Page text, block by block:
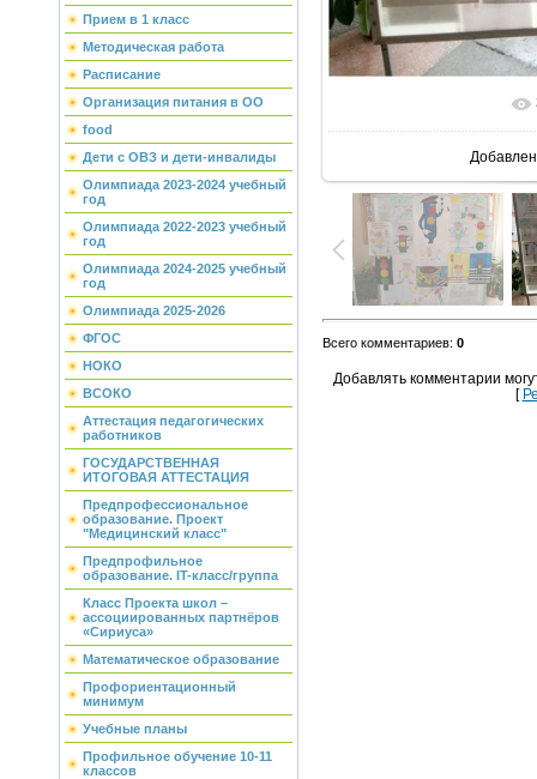
Прием в 1 класс
Методическая работа
Расписание
Организация питания в ОО
food
Дети с ОВЗ и дети-инвалиды
Олимпиада 2023-2024 учебный
год
Олимпиада 2022-2023 учебный
год
Олимпиада 2024-2025 учебный
год
Олимпиада 2025-2026
ФГОС
НОКО
ВСОКО
Аттестация педагогических
работников
ГОСУДАРСТВЕННАЯ
ИТОГОВАЯ АТТЕСТАЦИЯ
Предпрофессиональное
образование. Проект
"Медицинский класс"
Предпрофильное
образование. IT-класс/группа
Класс Проекта школ –
ассоциированных партнёров
«Сириуса»
Математическое образование
Профориентационный
минимум
Учебные планы
Профильное обучение 10-11
классов
В
Всего комментариев: 0
Добавлять комментарии
[